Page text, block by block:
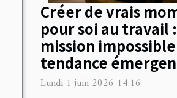
Créer de vrais
pour soi au travail :
mission
tendance
Lundi 1 juin 2026 14:16